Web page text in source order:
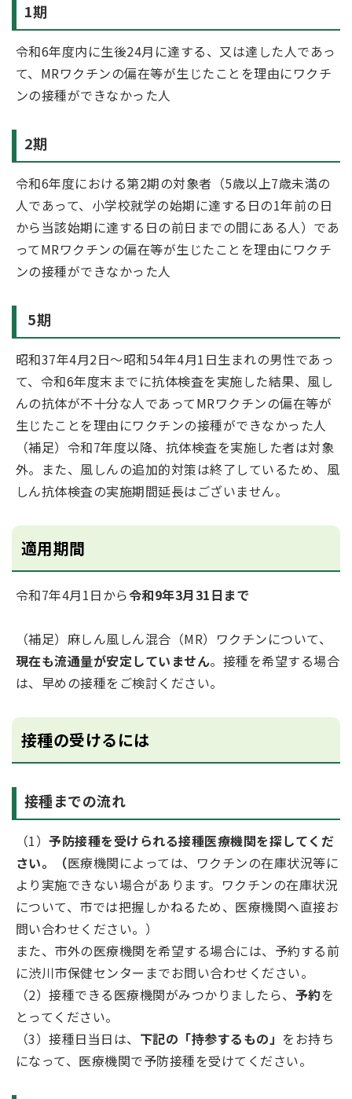
1期
令和6年度内に生後24月に達する、又は達した人であっ
て、MRワクチンの偏在等が生じたことを理由にワクチ
ンの接種ができなかった人
2期
令和6年度における第2期の対象者（5歳以上7歳未満の
人であって、小学校就学の始期に達する日の1年前の日
から当該始期に達する日の前日までの間にある人）であ
ってMRワクチンの偏在等が生じたことを理由にワクチ
ンの接種ができなかった人
5期
昭和37年4月2日～昭和54年4月1日生まれの男性であっ
て、令和6年度末までに抗体検査を実施した結果、風し
んの抗体が不十分な人であってMRワクチンの偏在等が
生じたことを理由にワクチンの接種ができなかった人
（補足）令和7年度以降、抗体検査を実施した者は対象
外。また、風しんの追加的対策は終了しているため、風
しん抗体検査の実施期間延長はございません。
適用期間
令和7年4月1日から令和9年3月31日まで
（補足）麻しん風しん混合（MR）ワクチンについて、
現在も流通量が安定していません。接種を希望する場合
は、早めの接種をご検討ください。
接種の受けるには
接種までの流れ
（1）予防接種を受けられる接種医療機関を探してくだ
さい。（医療機関によっては、ワクチンの在庫状況等に
より実施できない場合があります。ワクチンの在庫状況
について、市では把握しかねるため、医療機関へ直接お
問い合わせください。）
また、市外の医療機関を希望する場合には、予約する前
に渋川市保健センターまでお問い合わせください。
（2）接種できる医療機関がみつかりましたら、 予約を
とってください。
（3）接種日当日は、 下記の「持参するもの」 をお持ち
になって、医療機関で予防接種を受けてください。